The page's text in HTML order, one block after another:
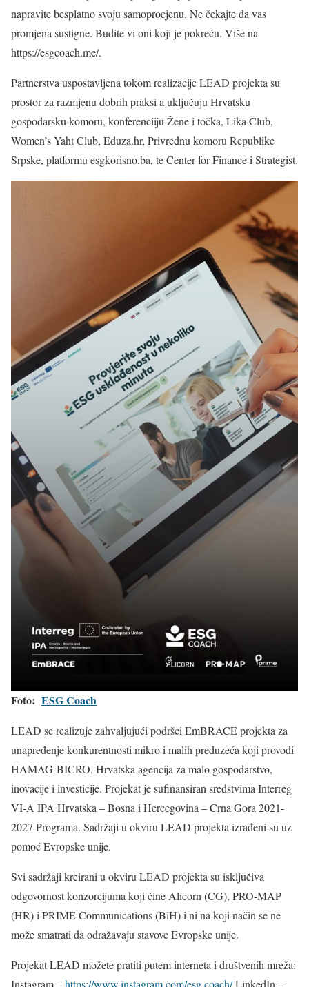
napravite besplatno svoju samoprocjenu. Ne čekajte da vas
promjena sustigne. Budite vi oni koji je pokreću. Više na
https://esgcoach.me/.
Partnerstva uspostavljena tokom realizacije LEAD projekta su
prostor za razmjenu dobrih praksi a uključuju Hrvatsku
gospodarsku komoru, konferenciiju Žene i točka, Lika Club,
Women’s Yaht Club, Eduza.hr, Privrednu komoru Republike
Srpske, platformu esgkorisno.ba, te Center for Finance i Strategist.
Foto: ESG Coach
LEAD se realizuje zahvaljujući podršci EmBRACE projekta za
unapređenje konkurentnosti mikro i malih preduzeća koji provodi
HAMAG-BICRO, Hrvatska agencija za malo gospodarstvo,
inovacije i investicije. Projekat je sufinansiran sredstvima Interreg
VI-A IPA Hrvatska – Bosna i Hercegovina – Crna Gora 2021-
2027 Programa. Sadržaji u okviru LEAD projekta izrađeni su uz
pomoć Evropske unije.
Svi sadržaji kreirani u okviru LEAD projekta su isključiva
odgovornost konzorcijuma koji čine Alicorn (CG), PRO-MAP
(HR) i PRIME Communications (BiH) i ni na koji način se ne
može smatrati da odražavaju stavove Evropske unije.
Projekat LEAD možete pratiti putem interneta i društvenih mreža: